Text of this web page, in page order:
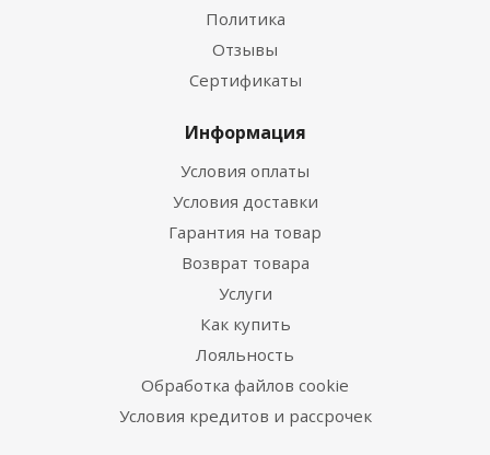
Политика
Отзывы
Сертификаты
Информация
Условия оплаты
Условия доставки
Гарантия на товар
Возврат товара
Услуги
Как купить
Лояльность
Обработка файлов cookie
Условия кредитов и рассрочек